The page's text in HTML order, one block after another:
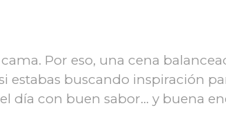
Por eso, una cena
estabas buscando inspiración
día con buen sabor… y buena